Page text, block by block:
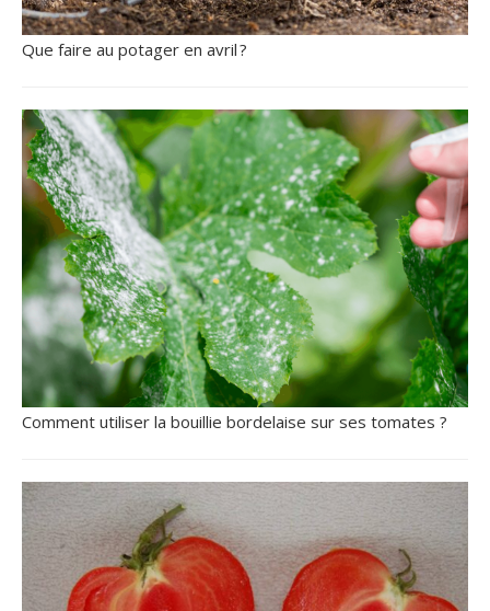
Que faire au potager en avril ?
Comment utiliser la bouillie bordelaise sur ses tomates ?